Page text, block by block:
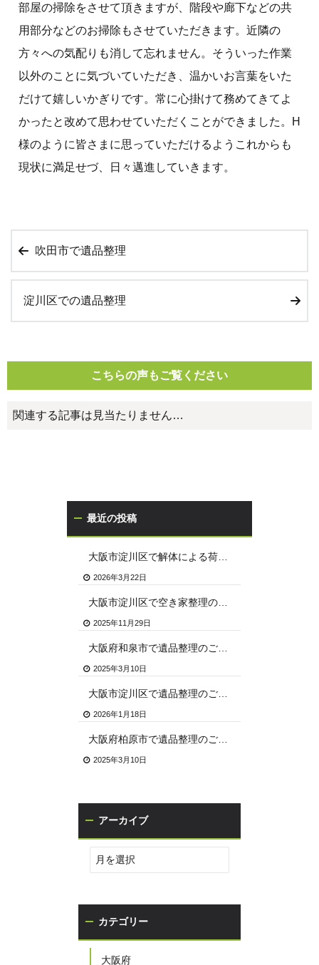
部屋の掃除をさせて頂きますが、階段や廊下などの共
用部分などのお掃除もさせていただきます。近隣の
方々への気配りも消して忘れません。そういった作業
以外のことに気づいていただき、温かいお言葉をいた
だけて嬉しいかぎりです。常に心掛けて務めてきてよ
かったと改めて思わせていただくことができました。H
様のように皆さまに思っていただけるようこれからも
現状に満足せづ、日々邁進していきます。
吹田市で遺品整理
淀川区での遺品整理
こちらの声もご覧ください
関連する記事は見当たりません…
最近の投稿
2026年3月22日
2025年11月29日
2025年3月10日
2026年1月18日
2025年3月10日
アーカイブ
カテゴリー
大阪府